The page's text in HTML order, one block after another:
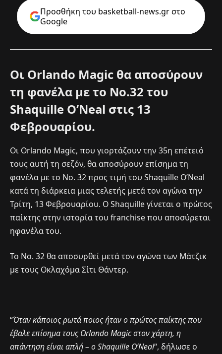
Προσθήκη του basketball-news.gr στo
Google
Οι Orlando Magic θα αποσύρουν
τη φανέλα με το Νο.32 του
Shaquille O’Neal στις 13
Φεβρουαρίου.
Οι Orlando Magic, που γιορτάζουν την 35η επέτειό
τους αυτή τη σεζόν, θα αποσύρουν επίσημα τη
φανέλα με το Νο. 32 προς τιμή του Shaquille O’Neal
κατά τη διάρκεια μιας τελετής μετά τον αγώνα την
Τρίτη, 13 Φεβρουαρίου. Ο Shaquille γίνεται ο πρώτος
παίκτης στην ιστορία του franchise που αποσύρεται
ηφανέλα του.
Το Νο. 32 θα αποσυρθεί μετά τον αγώνα των Μάτζικ
με τους Οκλαχόμα Σίτι Θάντερ.
“Όταν κάποιος ρωτά ποιος ήταν ο πρώτος παίκτης που
έβαλε επίσημα τους Orlando Magic στον χάρτη, η
απάντηση είναι απλή – ο Shaquille O’Neal“, δήλωσε ο